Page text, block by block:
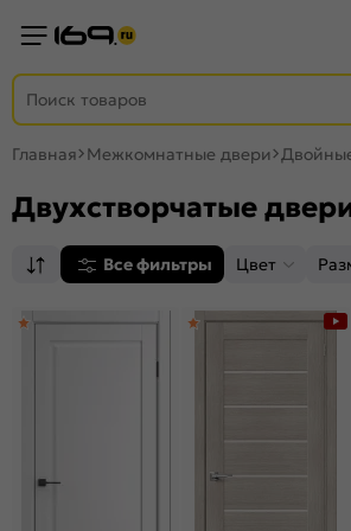
Главная Межкомнатные двери
Двухстворчатые
Все фильтры Цвет